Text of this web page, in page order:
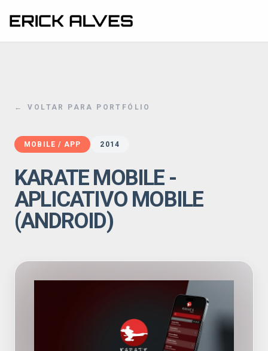
NAVEGAÇÃO
PORTFOLIO
CLIENTES
BLOG
CONTATO
← VOLTAR PARA PORTFÓLIO
MOBILE / APP 2014
KARATE MOBILE -
APLICATIVO MOBILE
(ANDROID)